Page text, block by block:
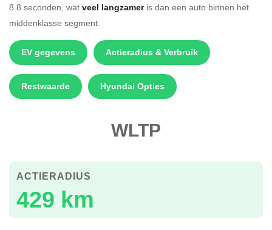
8.8 seconden, wat veel langzameris dan een auto binnen het
middenklasse segment.
EV gegevens Actieradius & Verbruik
Restwaarde Hyundai Opties
WLTP
429 km
ACTIERADIUS